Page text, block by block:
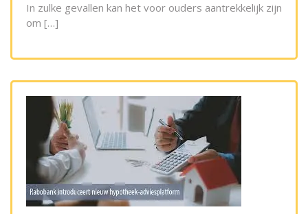
In zulke gevallen kan het voor ouders aantrekkelijk zijn
om […]